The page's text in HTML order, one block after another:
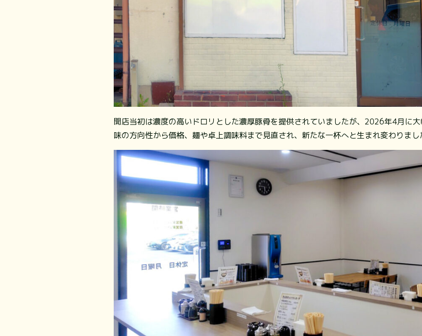
開店当初は濃度の高いドロリとした濃厚豚骨を提供されていましたが、2026年4月に大
味の方向性から価格、麺や卓上調味料まで見直され、新たな一杯へと生まれ変わりまし